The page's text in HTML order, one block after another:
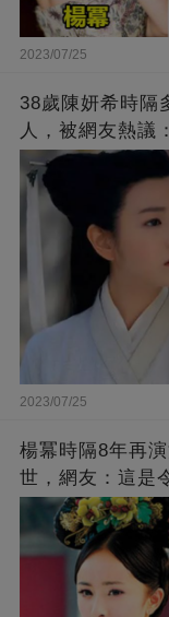
2023/07/25
38歲陳妍希時隔
人，被網友熱議
2023/07/25
楊冪時隔8年再
世，網友：這是